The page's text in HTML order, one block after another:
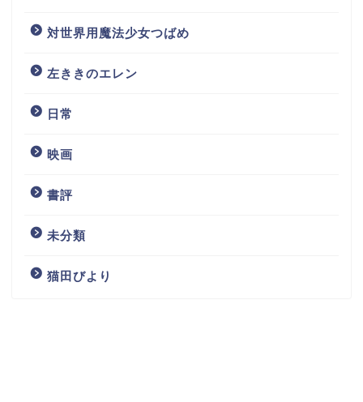
対世界用魔法少女つばめ
左ききのエレン
日常
映画
書評
未分類
猫田びより